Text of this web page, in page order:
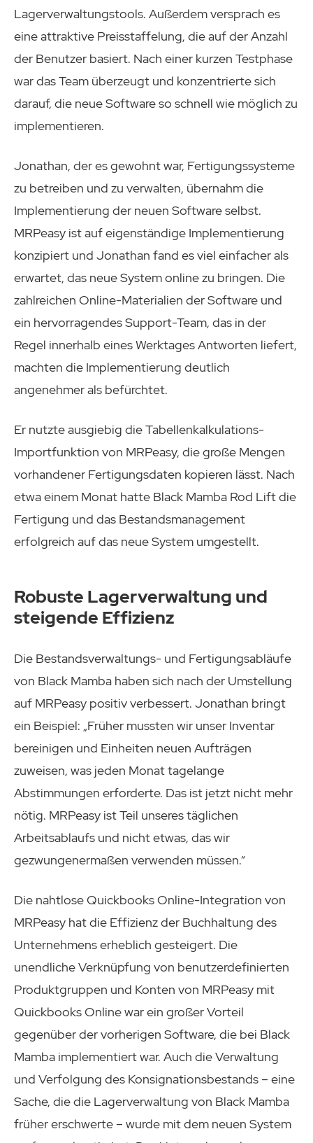
Lagerverwaltungstools. Außerdem versprach es
eine attraktive Preisstaffelung, die auf der Anzahl
der Benutzer basiert. Nach einer kurzen Testphase
war das Team überzeugt und konzentrierte sich
darauf, die neue Software so schnell wie möglich zu
implementieren.
Jonathan, der es gewohnt war, Fertigungssysteme
zu betreiben und zu verwalten, übernahm die
Implementierung der neuen Software selbst.
MRPeasy ist auf eigenständige Implementierung
konzipiert und Jonathan fand es viel einfacher als
erwartet, das neue System online zu bringen. Die
zahlreichen Online-Materialien der Software und
ein hervorragendes Support-Team, das in der
Regel innerhalb eines Werktages Antworten liefert,
machten die Implementierung deutlich
angenehmer als befürchtet.
Er nutzte ausgiebig die Tabellenkalkulations-
Importfunktion von MRPeasy, die große Mengen
vorhandener Fertigungsdaten kopieren lässt. Nach
etwa einem Monat hatte Black Mamba Rod Lift die
Fertigung und das Bestandsmanagement
erfolgreich auf das neue System umgestellt.
Robuste Lagerverwaltung und
steigende Effizienz
Die Bestandsverwaltungs- und Fertigungsabläufe
von Black Mamba haben sich nach der Umstellung
auf MRPeasy positiv verbessert. Jonathan bringt
ein Beispiel: „Früher mussten wir unser Inventar
bereinigen und Einheiten neuen Aufträgen
zuweisen, was jeden Monat tagelange
Abstimmungen erforderte. Das ist jetzt nicht mehr
nötig. MRPeasy ist Teil unseres täglichen
Arbeitsablaufs und nicht etwas, das wir
gezwungenermaßen verwenden müssen.“
Die nahtlose Quickbooks Online-Integration von
MRPeasy hat die Effizienz der Buchhaltung des
Unternehmens erheblich gesteigert. Die
unendliche Verknüpfung von benutzerdefinierten
Produktgruppen und Konten von MRPeasy mit
Quickbooks Online war ein großer Vorteil
gegenüber der vorherigen Software, die bei Black
Mamba implementiert war. Auch die Verwaltung
und Verfolgung des Konsignationsbestands – eine
Sache, die die Lagerverwaltung von Black Mamba
früher erschwerte – wurde mit dem neuen System